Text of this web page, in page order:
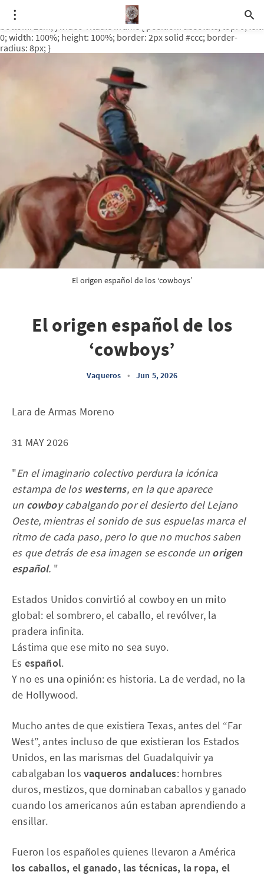
.video-rituale { position: relative; padding-bottom: 56.25%; /* 16:9
ratio */ height: 0; overflow: hidden; margin-top: 3em; margin-
bottom: 2em; } .video-rituale iframe { position: absolute; top: 0; left:
0; width: 100%; height: 100%; border: 2px solid #ccc; border-
radius: 8px; }
El origen español de los ‘cowboys’
El origen español de los
‘cowboys’
Vaqueros • Jun 5, 2026
Lara de Armas Moreno
31 MAY 2026
"En el imaginario colectivo perdura la icónica
estampa de los westerns, en la que aparece
un cowboycabalgando por el desierto del Lejano
Oeste, mientras el sonido de sus espuelas marca el
ritmo de cada paso, pero lo que no muchos saben
es que detrás de esa imagen se esconde un origen
español. "
Estados Unidos convirtió al cowboy en un mito
global: el sombrero, el caballo, el revólver, la
pradera infinita.
Lástima que ese mito no sea suyo.
Es español.
Y no es una opinión: es historia. La de verdad, no la
de Hollywood.
Mucho antes de que existiera Texas, antes del “Far
West”, antes incluso de que existieran los Estados
Unidos, en las marismas del Guadalquivir ya
cabalgaban los vaqueros andaluces: hombres
duros, mestizos, que dominaban caballos y ganado
cuando los americanos aún estaban aprendiendo a
ensillar.
Fueron los españoles quienes llevaron a América
los caballos, el ganado, las técnicas, la ropa, el